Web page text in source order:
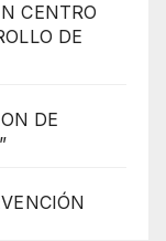
CENTRO
DE
DE